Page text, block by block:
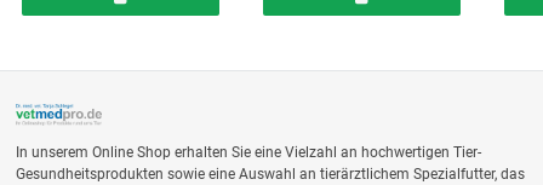
In unserem Online Shop erhalten Sie eine Vielzahl an hochwertigen Tier-
Gesundheitsprodukten sowie eine Auswahl an tierärztlichem Spezialfutter, das